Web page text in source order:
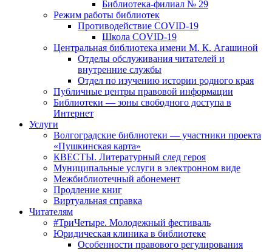
Библиотека-филиал № 29
Режим работы библиотек
Противодействие COVID-19
Школа COVID-19
Центральная библиотека имени М. К. Агашиной
Отделы обслуживания читателей и
внутренние службы
Отдел по изучению истории родного края
Публичные центры правовой информации
Библиотеки — зоны свободного доступа в
Интернет
Услуги
Волгоградские библиотеки — участники проекта
«Пушкинская карта»
КВЕСТЫ. Литературный след героя
Муниципальные услуги в электронном виде
Межбиблиотечный абонемент
Продление книг
Виртуальная справка
Читателям
#ТриЧетыре. Молодежный фестиваль
Юридическая клиника в библиотеке
Особенности правового регулирования